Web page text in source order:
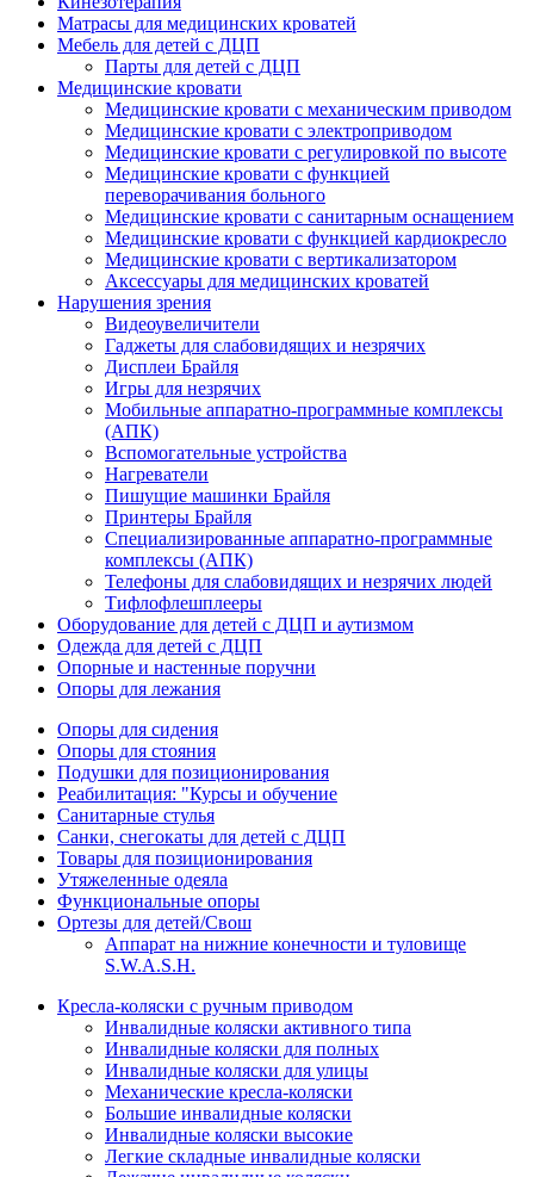
Матрасы для медицинских кроватей
Мебель для детей с ДЦП
Парты для детей с ДЦП
Медицинские кровати
Медицинские кровати с механическим приводом
Медицинские кровати с электроприводом
Медицинские кровати с регулировкой по высоте
Медицинские кровати с функцией
переворачивания больного
Медицинские кровати с санитарным оснащением
Медицинские кровати с функцией кардиокресло
Медицинские кровати с вертикализатором
Аксессуары для медицинских кроватей
Нарушения зрения
Видеоувеличители
Гаджеты для слабовидящих и незрячих
Дисплеи Брайля
Игры для незрячих
Мобильные аппаратно-программные комплексы
(АПК)
Вспомогательные устройства
Нагреватели
Пишущие машинки Брайля
Принтеры Брайля
Специализированные аппаратно-программные
комплексы (АПК)
Телефоны для слабовидящих и незрячих людей
Тифлофлешплееры
Оборудование для детей с ДЦП и аутизмом
Одежда для детей с ДЦП
Опорные и настенные поручни
Опоры для лежания
Опоры для сидения
Опоры для стояния
Подушки для позиционирования
Реабилитация: "Курсы и обучение
Санитарные стулья
Санки, снегокаты для детей с ДЦП
Товары для позиционирования
Утяжеленные одеяла
Функциональные опоры
Ортезы для детей/Свош
Аппарат на нижние конечности и туловище
S.W.A.S.H.
Кресла-коляски с ручным приводом
Инвалидные коляски активного типа
Инвалидные коляски для полных
Инвалидные коляски для улицы
Механические кресла-коляски
Большие инвалидные коляски
Инвалидные коляски высокие
Легкие складные инвалидные коляски